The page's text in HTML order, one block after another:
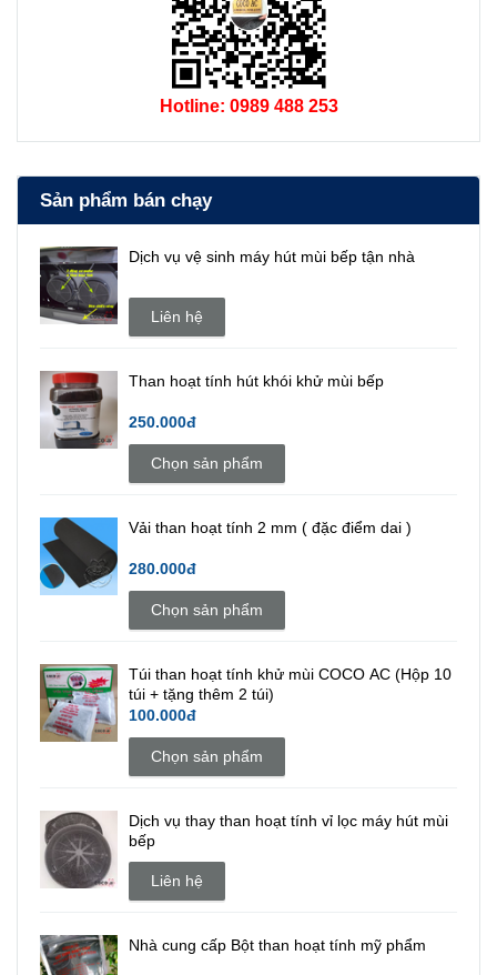
Hotline: 0989 488 253
Sản phẩm bán chạy
Dịch vụ vệ sinh máy hút mùi bếp tận nhà
Liên hệ
Than hoạt tính hút khói khử mùi bếp
250.000đ
Chọn sản phẩm
Vải than hoạt tính 2 mm ( đặc điểm dai )
280.000đ
Chọn sản phẩm
Túi than hoạt tính khử mùi COCO AC (Hộp 10
túi + tặng thêm 2 túi)
100.000đ
Chọn sản phẩm
Dịch vụ thay than hoạt tính vỉ lọc máy hút mùi
bếp
Liên hệ
Nhà cung cấp Bột than hoạt tính mỹ phẩm